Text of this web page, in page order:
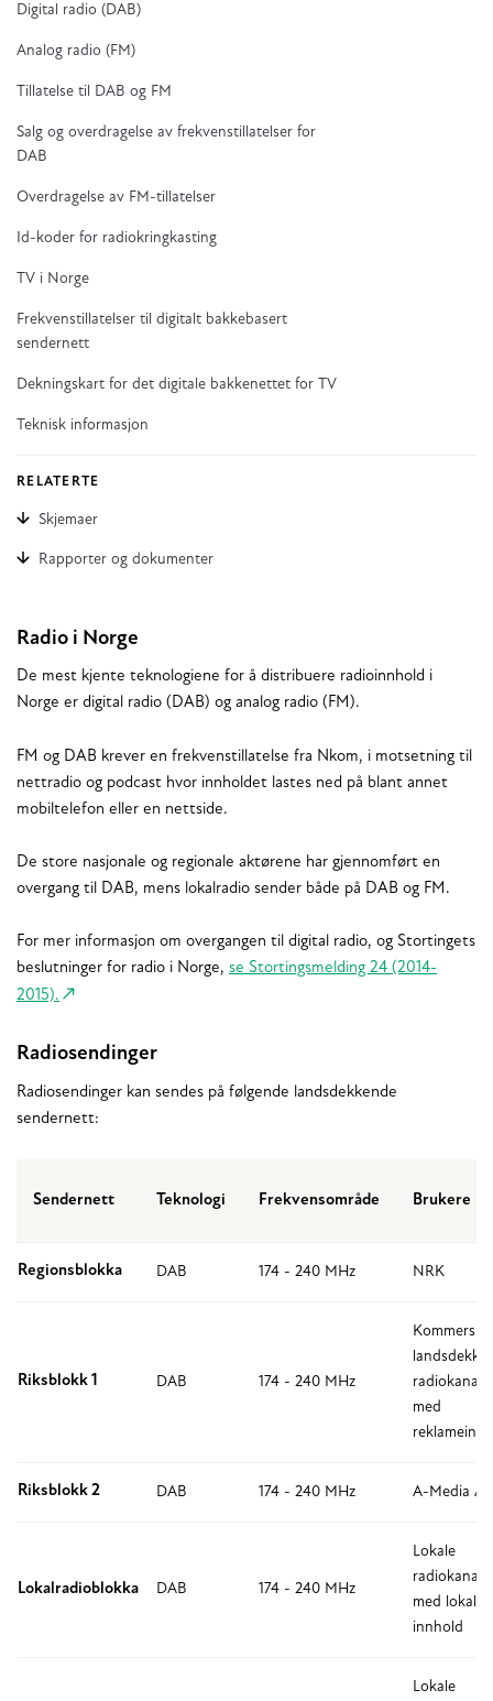
Digital radio (DAB)
Analog radio (FM)
Tillatelse til DAB og FM
Salg og overdragelse av frekvenstillatelser for
DAB
Overdragelse av FM-tillatelser
Id-koder for radiokringkasting
TV i Norge
Frekvenstillatelser til digitalt bakkebasert
sendernett
Dekningskart for det digitale bakkenettet for TV
Teknisk informasjon
RELATERTE
Skjemaer
Rapporter og dokumenter
Radio i Norge
De mest kjente teknologiene for å distribuere radioinnhold i
Norge er digital radio (DAB) og analog radio (FM).
FM og DAB krever en frekvenstillatelse fra Nkom, i motsetning til
nettradio og podcast hvor innholdet lastes ned på blant annet
mobiltelefon eller en nettside.
De store nasjonale og regionale aktørene har gjennomført en
overgang til DAB, mens lokalradio sender både på DAB og FM.
For mer informasjon om overgangen til digital radio, og Stortingets
beslutninger for radio i Norge, se Stortingsmelding 24 (2014-
2015).
Radiosendinger
Radiosendinger kan sendes på følgende landsdekkende
sendernett:
Sendernett Teknologi Frekvensområde Brukere
Regionsblokka DAB 174 - 240 MHz NRK
Riksblokk 1 DAB 174 - 240 MHz
med
Riksblokk 2 DAB 174 - 240 MHz A-Media AS
Lokalradioblokka DAB 174 - 240 MHz
Lokale
med lokalt
innhold
Lokale